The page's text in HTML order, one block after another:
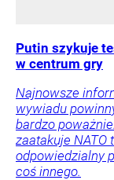
Putin szykuje
w centrum gry
Najnowsze
wywiadu
bardzo
zaatakuje NATO
odpowiedzialny
coś innego.